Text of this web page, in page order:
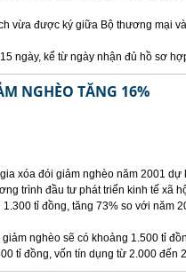
vừa được ký giữa Bộ thương mại
ngày, kể từ ngày nhận đủ hồ sơ
NGHÈO TĂNG 16%
xóa đói giảm nghèo năm 2001
trình đầu tư phát triển kinh tế xã
tỉ đồng, tăng 73% so với năm
nghèo sẽ có khoảng 1.500 tỉ
tỉ đồng, vốn tín dụng từ 2.000 đến